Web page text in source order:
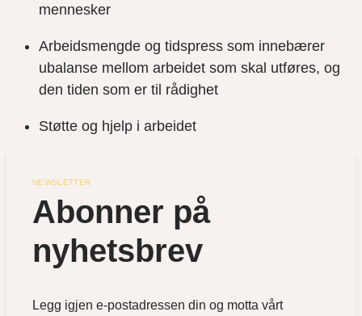
mennesker
Arbeidsmengde og tidspress som innebærer
ubalanse mellom arbeidet som skal utføres, og
den tiden som er til rådighet
Støtte og hjelp i arbeidet
NEWSLETTER
Abonner på
nyhetsbrev
Legg igjen e-postadressen din og motta vårt